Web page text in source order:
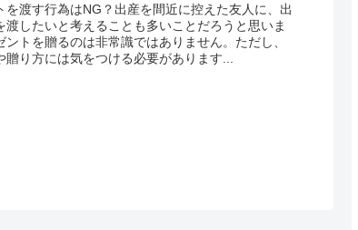
を渡す行為はNG？出産を間近に控えた友人に、出
渡したいと考えることも多いことだろうと思いま
トを贈るのは非常識ではありません。ただし、
り方には気をつける必要があります...